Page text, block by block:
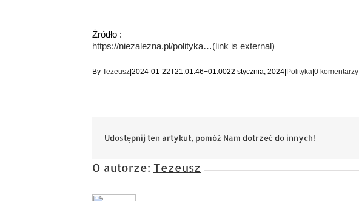
Żródło :
https://niezalezna.pl/polityka…(link is external)
By Tezeusz 2024-01-22T21:01:46+01:0022 stycznia, 2024 Polityka 0 komentarzy
Udostępnij ten artykuł, pomóż Nam dotrzeć do innych!
O autorze: Tezeusz